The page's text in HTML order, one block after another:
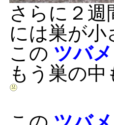
さらに２
には巣が
この ツバメ
もう巣の